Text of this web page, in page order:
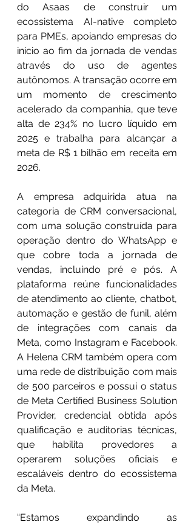
do Asaas de construir um
ecossistema AI-native completo
para PMEs, apoiando empresas do
início ao fim da jornada de vendas
através do uso de agentes
autônomos. A transação ocorre em
um momento de crescimento
acelerado da companhia, que teve
alta de 234% no lucro líquido em
2025 e trabalha para alcançar a
meta de R$ 1 bilhão em receita em
2026.
A empresa adquirida atua na
categoria de CRM conversacional,
com uma solução construída para
operação dentro do WhatsApp e
que cobre toda a jornada de
vendas, incluindo pré e pós. A
plataforma reúne funcionalidades
de atendimento ao cliente, chatbot,
automação e gestão de funil, além
de integrações com canais da
Meta, como Instagram e Facebook.
A Helena CRM também opera com
uma rede de distribuição com mais
de 500 parceiros e possui o status
de Meta Certified Business Solution
Provider, credencial obtida após
qualificação e auditorias técnicas,
que habilita provedores a
operarem soluções oficiais e
escaláveis dentro do ecossistema
da Meta.
“Estamos expandindo as